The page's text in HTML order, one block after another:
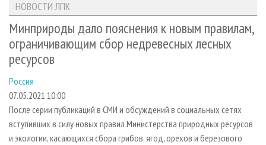
ЛЕСОЗАГОТОВКА
ЛЕСОПИЛЕНИЕ
ДЕРЕВООБРАБОТКА
СУШКА ДРЕВЕСИНЫ
ПРОИЗВОДСТВО ДРЕВЕСНЫХ ПЛИТ
ДЕРЕВЯННОЕ ДОМОСТРОЕНИЕ
ПРОИЗВОДСТВО МЕБЕЛИ
НОВОСТИ ЛПК
НОВОСТИ ЖУРНАЛА
НОВОСТИ КОМПАНИЙ
АНАЛИТИКА
ПРЕДПРИЯТИЯ ЛПК
ЛЕСНЫЕ РЕГИОНЫ РОССИИ
ПЕРСОНЫ
МОБИЛЬНЫЕ ВЫСТАВКИ
ОФИЦИАЛЬНЫЕ ДЕЛЕГАЦИИ
ПРИОРИТЕТНЫЕ ИНВЕСТПРОЕКТЫ
АРХИВ
АРХИВ ЖУРНАЛОВ
СТАТЬИ
О ЖУРНАЛЕ
ПОДПИСКА
КОНТАКТЫ
РЕКЛАМОДАТЕЛЯМ
РЕКЛАМА
РЕКЛАМА НА САЙТЕ
НОВОСТИ ЛПК
Минприроды дало пояснения к новым правилам,
ограничивающим сбор недревесных лесных
ресурсов
Россия
07.05.2021 10:00
После серии публикаций в СМИ и обсуждений в социальных сетях
вступивших в силу новых правил Министерства природных ресурсов
и экологии, касающихся сбора грибов, ягод, орехов и березового